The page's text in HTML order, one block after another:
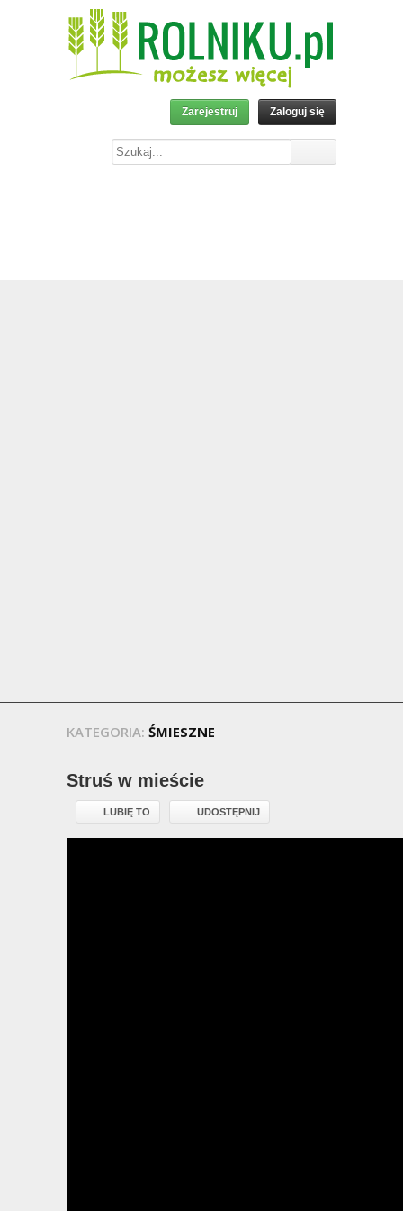
Zarejestruj Zaloguj się
KATEGORIA: ŚMIESZNE
Struś w mieście
LUBIĘ TO UDOSTĘPNIJ